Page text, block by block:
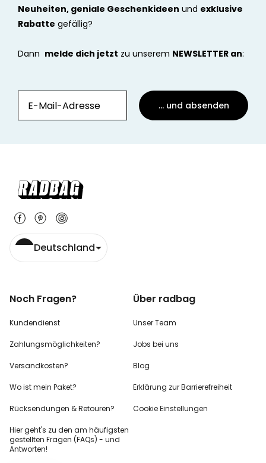
Neuheiten, geniale Geschenkideen und exklusive
Rabatte gefällig?
Dann melde dich jetzt zu unserem NEWSLETTER an:
... und absenden
Deutschland
Noch Fragen?
Kundendienst
Zahlungsmöglichkeiten?
Versandkosten?
Wo ist mein Paket?
Rücksendungen & Retouren?
Hier geht's zu den am häufigsten
gestellten Fragen (FAQs) - und
Antworten!
Über radbag
Unser Team
Jobs bei uns
Blog
Erklärung zur Barrierefreiheit
Cookie Einstellungen